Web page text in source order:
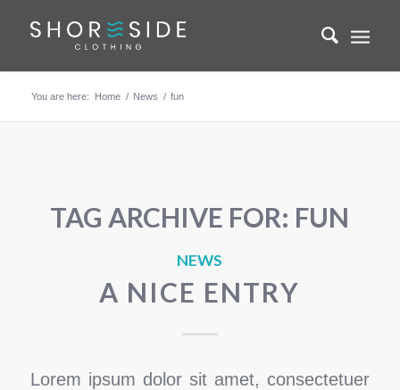
You are here: Home / News / fun
TAG ARCHIVE FOR: FUN
NEWS
A NICE ENTRY
Lorem ipsum dolor sit amet, consectetuer